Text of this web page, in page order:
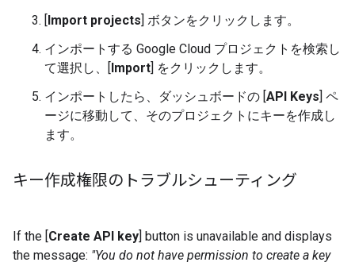
[Import projects] ボタンをクリックします。
インポートする Google Cloud プロジェクトを検索し
て選択し、[Import] をクリックします。
インポートしたら、ダッシュボードの [API Keys] ペ
ージに移動して、そのプロジェクトにキーを作成し
ます。
キー作成権限のトラブルシューティング
If the [Create API key] button is unavailable and displays
the message: "You do not have permission to create a key